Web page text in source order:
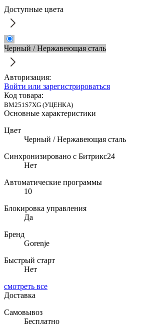
Доступные цвета
Черный / Нержавеющая сталь
Авторизация:
Войти или зарегистрироваться
Код товара:
BM251S7XG (УЦЕНКА)
Основные характеристики
Цвет
Черный / Нержавеющая сталь
Синхронизировано с Битрикс24
Нет
Автоматические программы
10
Блокировка управления
Да
Бренд
Gorenje
Быстрый старт
Нет
смотреть все
Доставка
Самовывоз
Бесплатно